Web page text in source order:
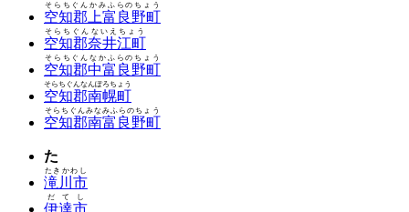
空知郡上富良野町
そらちぐんかみふらのちょう
空知郡奈井江町
そらちぐんないえちょう
空知郡中富良野町
そらちぐんなかふらのちょう
空知郡南幌町
そらちぐんなんぽろちょう
空知郡南富良野町
そらちぐんみなみふらのちょう
た
滝川市
たきかわし
伊達市
だてし